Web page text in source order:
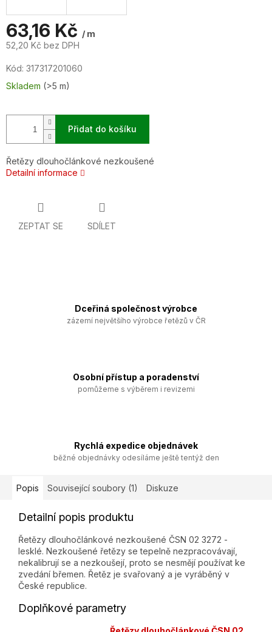
63,16 Kč / m
52,20 Kč bez DPH
cena:
Kód: 317317201060
Skladem (>5 m)
Přidat do košíku
Řetězy dlouhočlánkové nezkoušené
Detailní informace
ZEPTAT SE SDÍLET
Dceřiná společnost výrobce
zázemí největšího výrobce řetězů v ČR
Osobní přístup a poradenství
pomůžeme s výběrem i revizemi
Rychlá expedice objednávek
běžné objednávky odesíláme ještě tentýž den
Popis Související soubory (1) Diskuze
Detailní popis produktu
Řetězy dlouhočlánkové nezkoušené ČSN 02 3272 -
lesklé. Nezkoušené řetězy se tepelně nezpracovávají,
nekalibrují se a nezkoušejí, proto se nesmějí používat ke
zvedání břemen. Řetěz je svařovaný a je vyráběný v
České republice.
Doplňkové parametry